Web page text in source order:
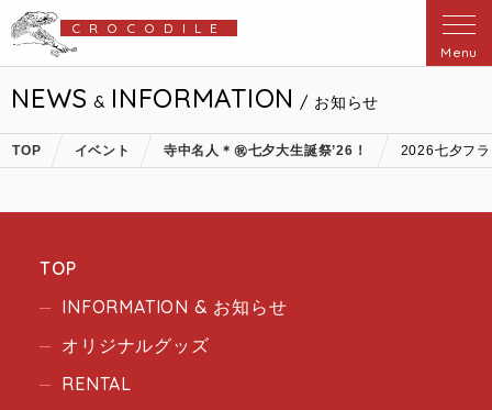
CROCODILE
Menu
NEWS & INFORMATION / お知らせ
TOP イベント 寺中名人＊㊗️七夕大生誕祭’26！ 2026七夕フ
TOP
INFORMATION & お知らせ
オリジナルグッズ
RENTAL